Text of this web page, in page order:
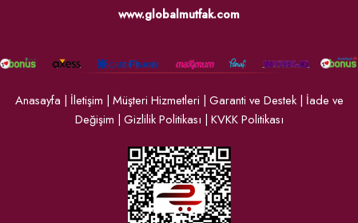
www.globalmutfak.com
Anasayfa | İletişim | Müşteri Hizmetleri | Garanti ve Destek| İade ve
Değişim | Gizlilik Politikası | KVKK Politikası